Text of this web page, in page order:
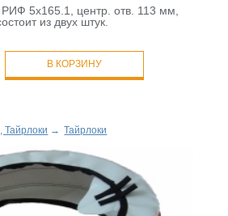
5x165.1, центр. отв. 113 мм,
из двух штук.
В КОРЗИНУ
Тайрлоки → Тайрлоки